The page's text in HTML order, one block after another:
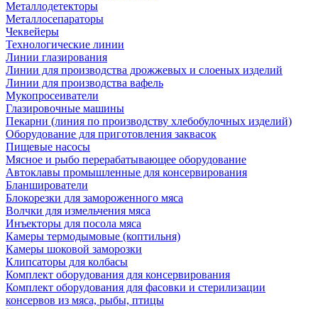
Металлодетекторы
Металлосепараторы
Чеквейеры
Технологические линии
Линии глазирования
Линии для производства дрожжевых и слоеных изделий
Линии для производства вафель
Мукопросеиватели
Глазировочные машины
Пекарни (линия по производству хлебобулочных изделий)
Оборудование для приготовления заквасок
Пищевые насосы
Мясное и рыбо перерабатывающее оборудование
Автоклавы промышленные для консервирования
Бланширователи
Блокорезки для замороженного мяса
Волчки для измельчения мяса
Инъекторы для посола мяса
Камеры термодымовые (коптильня)
Камеры шоковой заморозки
Клипсаторы для колбасы
Комплект оборудования для консервирования
Комплект оборудования для фасовки и стерилизации
консервов из мяса, рыбы, птицы